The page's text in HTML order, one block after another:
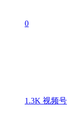
0
1.3K 视频号